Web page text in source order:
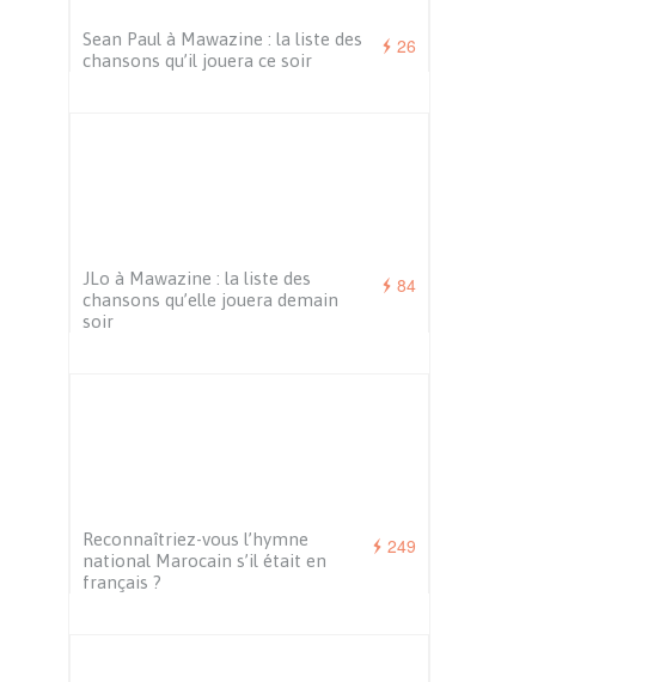
26
Sean Paul à Mawazine : la liste des
chansons qu’il jouera ce soir
84
JLo à Mawazine : la liste des
chansons qu’elle jouera demain
soir
249
Reconnaîtriez-vous l’hymne
national Marocain s’il était en
français ?